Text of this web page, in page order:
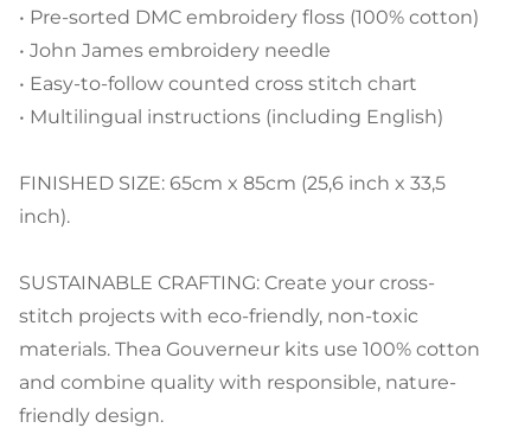
• Pre-sorted DMC embroidery floss (100% cotton)
• John James embroidery needle
• Easy-to-follow counted cross stitch chart
• Multilingual instructions (including English)
FINISHED SIZE: 65cm x 85cm (25,6 inch x 33,5
inch).
SUSTAINABLE CRAFTING: Create your cross-
stitch projects with eco-friendly, non-toxic
materials. Thea Gouverneur kits use 100% cotton
and combine quality with responsible, nature-
friendly design.